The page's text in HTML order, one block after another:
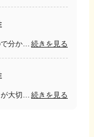
続きを見る
続きを見る